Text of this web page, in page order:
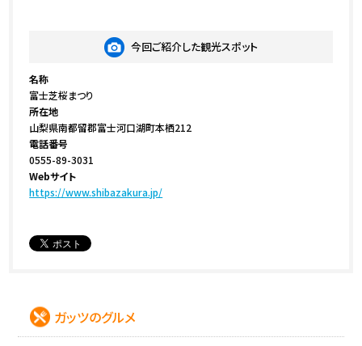
今回ご紹介した観光スポット
名称
富士芝桜まつり
所在地
山梨県南都留郡富士河口湖町本栖212
電話番号
0555-89-3031
Webサイト
https://www.shibazakura.jp/
ガッツのグルメ